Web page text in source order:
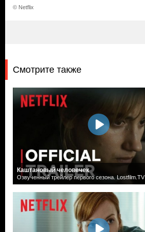
© Netflix
Смотрите также
Каштановый человечек
Озвученный трейлер первого сезона. Lostfilm.TV